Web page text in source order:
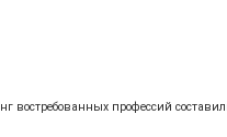
востребованных профессий